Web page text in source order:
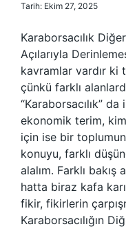
Tarih: Ekim 27, 2025
Karaborsacılık
Açılarıyla
kavramlar vardır ki
çünkü farklı
“Karaborsacılık”
ekonomik terim,
için ise bir
konuyu, farklı
alalım. Farklı bakış
hatta biraz kafa
fikir, fikirlerin
Karaborsacılığın